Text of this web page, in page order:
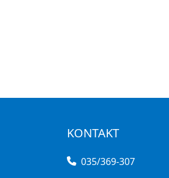
KONTAKT
035/369-307